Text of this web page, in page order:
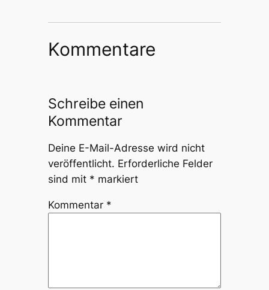
Kommentare
Schreibe einen
Kommentar
Deine E-Mail-Adresse wird nicht
veröffentlicht. Erforderliche Felder
sind mit * markiert
Kommentar *